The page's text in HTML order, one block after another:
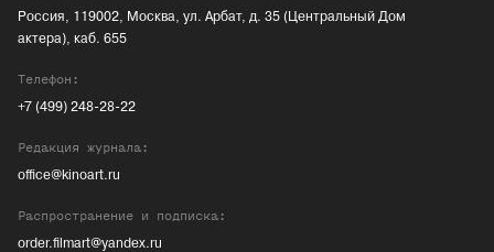
Россия, 119002, Москва, ул. Арбат, д. 35 (Центральный Дом
актера), каб. 655
Телефон:
+7 (499) 248-28-22
Редакция журнала:
office@kinoart.ru
Распространение и подписка:
order.filmart@yandex.ru